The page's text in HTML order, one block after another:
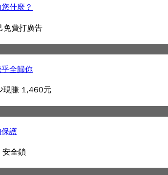
什麼？
免費打廣告
全歸你
現賺 1,460元
保護
安全鎖